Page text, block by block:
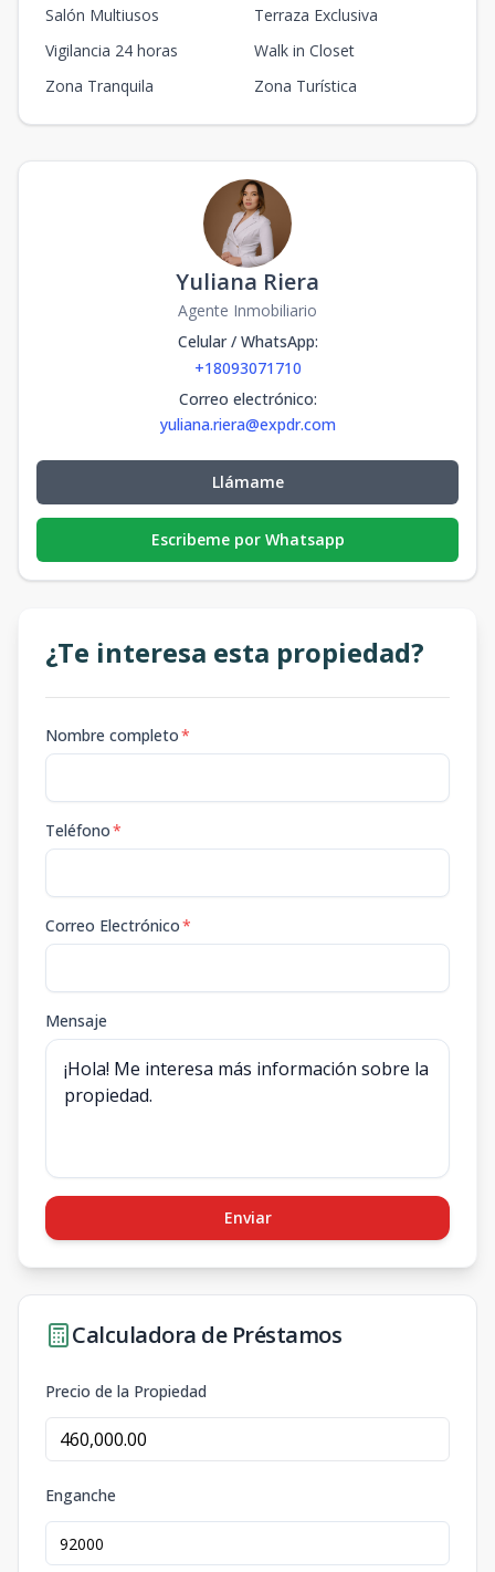
Salón Multiusos
Terraza Exclusiva
Vigilancia 24 horas
Walk in Closet
Zona Tranquila
Zona Turística
Yuliana Riera
Agente Inmobiliario
Celular / WhatsApp:
+18093071710
Correo electrónico:
yuliana.riera@expdr.com
Llámame
Escribeme por Whatsapp
¿Te interesa esta propiedad?
Nombre completo*
Teléfono*
Correo Electrónico*
Mensaje
Enviar
Calculadora de Préstamos
Precio de la Propiedad
Enganche